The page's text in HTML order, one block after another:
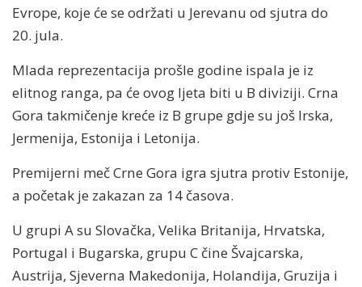
Evrope, koje će se održati u Jerevanu od sjutra do
20. jula.
Mlada reprezentacija prošle godine ispala je iz
elitnog ranga, pa će ovog ljeta biti u B diviziji. Crna
Gora takmičenje kreće iz B grupe gdje su još Irska,
Jermenija, Estonija i Letonija.
Premijerni meč Crne Gora igra sjutra protiv Estonije,
a početak je zakazan za 14 časova.
U grupi A su Slovačka, Velika Britanija, Hrvatska,
Portugal i Bugarska, grupu C čine Švajcarska,
Austrija, Sjeverna Makedonija, Holandija, Gruzija i